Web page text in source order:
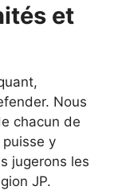
et
Nous
chacun de
y
jugerons les
JP.